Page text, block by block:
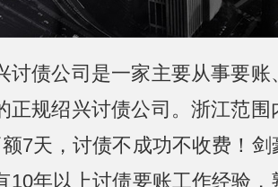
讨债公司是一家主要从事要
正规绍兴讨债公司。浙江范
7天，讨债不成功不收费！
10年以上讨债要账工作经验